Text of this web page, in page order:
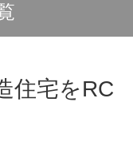
住宅をRC